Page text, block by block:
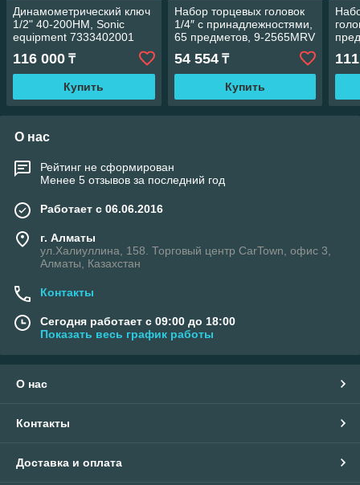
Динамометрический ключ
1/2" 40-200НМ, Sonic
equipment 7333402001
116 000 ₸
Купить
Набор торцевых головок
1/4″ с принадлежностями,
65 предметов, 9-2565MRV
54 554₸
Купить
О нас
Рейтинг не сформирован
Менее 5 отзывов за последний год
Работает с 06.06.2016
г. Алматы
ул.Халиуллина, 158. Торговый центр CarTown, офис 3,
Алматы, Казахстан
Контакты
Сегодня работает с 09:00 до 18:00
Показать весь график работы
О нас
Контакты
Доставка и оплата